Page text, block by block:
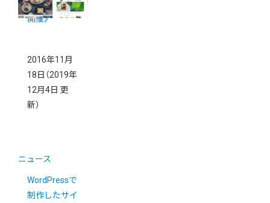
ナー《2/4(土)
開催》
2016年11月
18日 （2019年
12月4日 更
新）
ニュース
WordPressで
制作したサイ